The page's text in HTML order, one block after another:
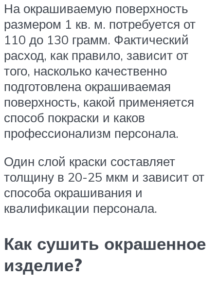
На окрашиваемую поверхность
размером 1 кв. м. потребуется от
110 до 130 грамм. Фактический
расход, как правило, зависит от
того, насколько качественно
подготовлена окрашиваемая
поверхность, какой применяется
способ покраски и каков
профессионализм персонала.
Один слой краски составляет
толщину в 20-25 мкм и зависит от
способа окрашивания и
квалификации персонала.
Как сушить окрашенное
изделие?